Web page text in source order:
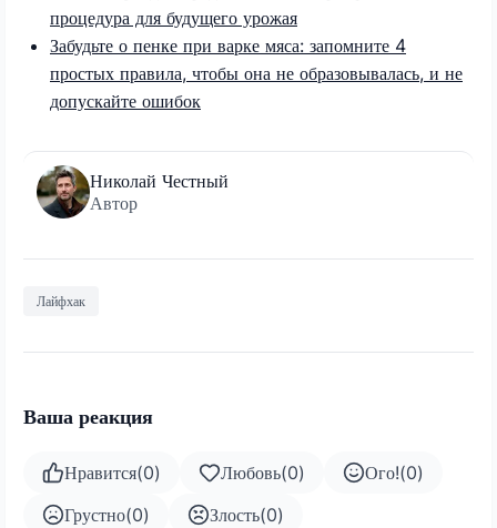
процедура для будущего урожая
Забудьте о пенке при варке мяса: запомните 4
простых правила, чтобы она не образовывалась, и не
допускайте ошибок
Николай Честный
Автор
Лайфхак
Ваша реакция
Нравится(0) Любовь(0) Ого!(0)
Грустно(0) Злость(0)